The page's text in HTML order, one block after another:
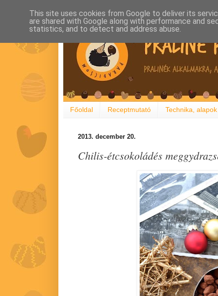
Főoldal Receptmutató Technika, alapok
2013. december 20.
Chilis-étcsokoládés
This site uses cookies from Google to deliver its
are shared with Google along with performance and
statistics, and to detect and address abuse.